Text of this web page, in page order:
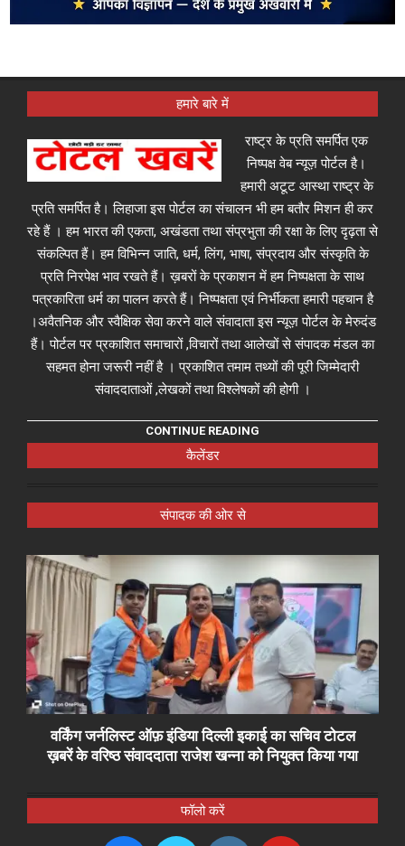
हमारे बारे में
राष्ट्र के प्रति समर्पित एक
निष्पक्ष वेब न्यूज़ पोर्टल है।
हमारी अटूट आस्था राष्ट्र के
प्रति समर्पित है। लिहाजा इस पोर्टल का संचालन भी हम बतौर मिशन ही कर
रहे हैं । हम भारत की एकता, अखंडता तथा संप्रभुता की रक्षा के लिए दृढ़ता से
संकल्पित हैं। हम विभिन्न जाति, धर्म, लिंग, भाषा, संप्रदाय और संस्कृति के
प्रति निरपेक्ष भाव रखते हैं। ख़बरों के प्रकाशन में हम निष्पक्षता के साथ
पत्रकारिता धर्म का पालन करते हैं। निष्पक्षता एवं निर्भीकता हमारी पहचान है
।अवैतनिक और स्वैक्षिक सेवा करने वाले संवादाता इस न्यूज़ पोर्टल के मेरुदंड
हैं। पोर्टल पर प्रकाशित समाचारों ,विचारों तथा आलेखों से संपादक मंडल का
सहमत होना जरूरी नहीं है । प्रकाशित तमाम तथ्यों की पूरी जिम्मेदारी
संवाददाताओं ,लेखकों तथा विश्लेषकों की होगी ।
CONTINUE READING
कैलेंडर
संपादक की ओर से
वर्किंग जर्नलिस्ट ऑफ़ इंडिया दिल्ली इकाई का सचिव टोटल
ख़बरें के वरिष्ठ संवाददाता राजेश खन्ना को नियुक्त किया गया
फॉलो करें